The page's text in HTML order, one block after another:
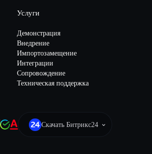
Услуги
Демонстрация
Внедрение
Импортозамещение
Интеграции
Сопровождение
Техническая поддержка
Скачать Битрикс24